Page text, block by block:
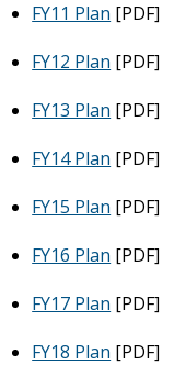
FY11 Plan [PDF]
FY12 Plan [PDF]
FY13 Plan [PDF]
FY14 Plan [PDF]
FY15 Plan [PDF]
FY16 Plan [PDF]
FY17 Plan [PDF]
FY18 Plan [PDF]